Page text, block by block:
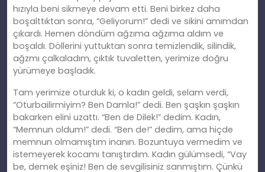
hızıyla beni sikmeye devam etti. Beni birkez daha
boşalttıktan sonra, “Geliyorum!” dedi ve sikini amımdan
çıkardı. Hemen döndüm ağzıma ağzıma aldım ve
boşaldı. Döllerini yuttuktan sonra temizlendik, silindik,
ağzmı çalkaladım, çıktık tuvaletten, yerimize doğru
yürümeye başladık.
Tam yerimize oturduk ki, o kadın geldi, selam verdi,
“Oturbailirmiyim? Ben Damla!” dedi. Ben şaşkın şaşkın
bakarken elini uzattı. “Ben de Dilek!” dedim. Kadın,
“Memnun oldum!” dedi. “Ben de!” dedim, ama hiçde
memnun olmamıştım inanın. Bozuntuya vermedim ve
istemeyerek kocamı tanıştırdım. Kadın gülümsedi, “Vay
be, demek eşiniz! Ben de sevgilisiniz sanmıştım. Çünkü